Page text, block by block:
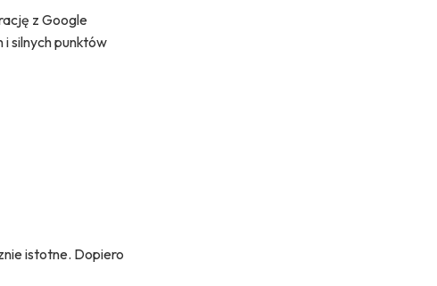
z Google
silnych punktów
istotne. Dopiero